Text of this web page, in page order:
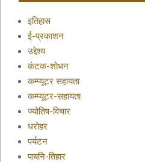
इतिहास
ई-प्रकाशन
उद्देश्य
कंटक-शोधन
कम्प्यूटर सहायता
कम्प्यूटर-सहायता
ज्योतिष-विचार
धरोहर
पर्यटन
पाबनि-तिहार